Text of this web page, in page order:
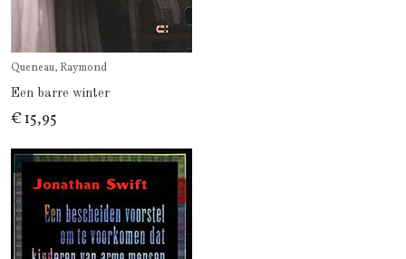
Queneau, Raymond
Een barre winter
€ 15,95